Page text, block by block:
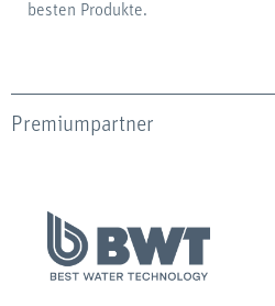
besten Produkte.
Premiumpartner